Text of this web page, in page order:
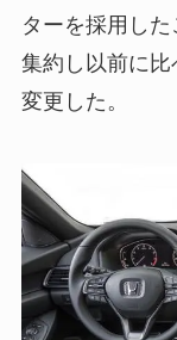
ターを採用し
集約し以前に
変更した。